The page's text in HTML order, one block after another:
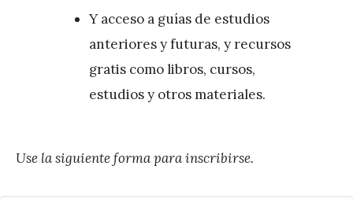
Y acceso a guías de estudios
anteriores y futuras, y recursos
gratis como libros, cursos,
estudios y otros materiales.
Use la siguiente forma para inscribirse.